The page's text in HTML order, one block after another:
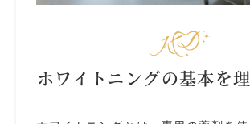
ホワイトニングの基本を